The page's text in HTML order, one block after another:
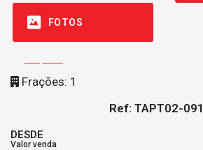
FOTOS
Frações: 1
Ref: TAPT02-091
DESDE
Valor venda